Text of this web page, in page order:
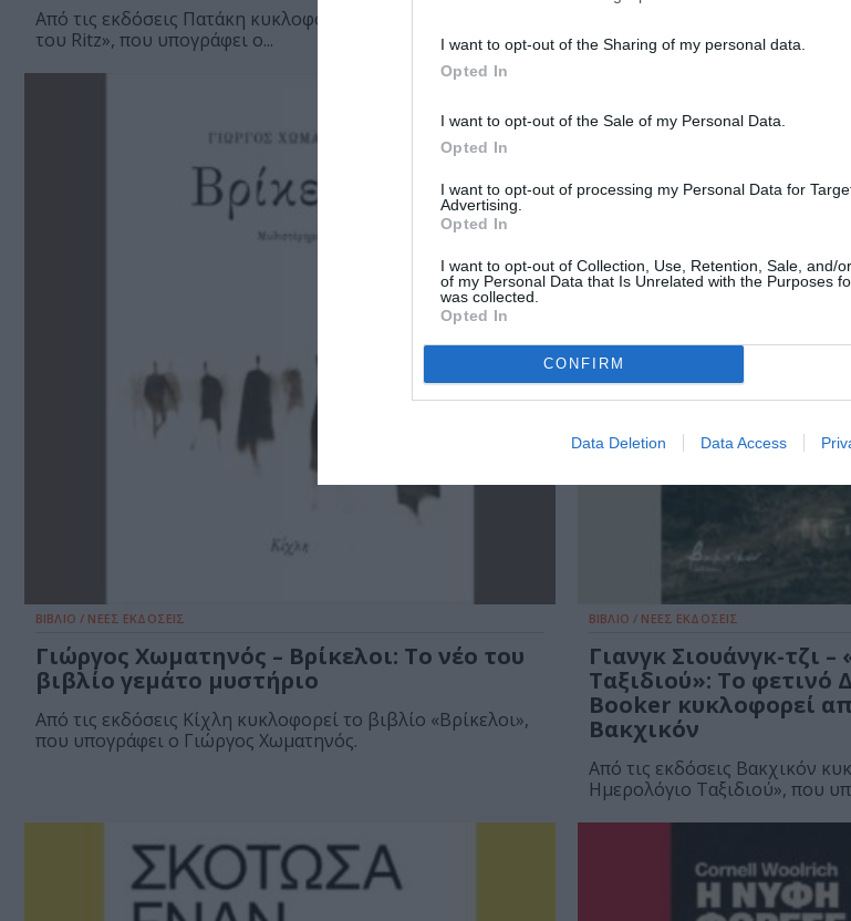
I want to opt-out of the Sharing of my personal data.
Opted In
I want to opt-out of the Sale of my Personal Data.
Opted In
I want to opt-out of processing my Personal Data for
Advertising.
Opted In
I want to opt-out of Collection, Use, Retention, Sale, and/
of my Personal Data that Is Unrelated with the Purposes
was collected.
Opted In
CONFIRM
Data Deletion Data Access
Από τις εκδόσεις Πατάκη κυκλοφορεί το βιβλίο «Ο μπάρμαν
του Ritz», που υπογράφει ο...
Μαρία τα ήθελε όλα», που
ΒΙΒΛΙΟ / ΝΕΕΣ ΕΚΔΟΣΕΙΣ
Γιώργος Χωματηνός – Βρίκελοι: Το νέο του
βιβλίο γεμάτο μυστήριο
Από τις εκδόσεις Κίχλη κυκλοφορεί το βιβλίο «Βρίκελοι»,
που υπογράφει ο Γιώργος Χωματηνός.
ΒΙΒΛΙΟ / ΝΕΕΣ ΕΚΔΟΣΕΙΣ
Γιανγκ Σιουάνγκ-τζι
Ταξιδιού»: Το φετινό
Booker κυκλοφορεί
Βακχικόν
Από τις εκδόσεις Βακχικόν
Ημερολόγιο Ταξιδιού», που